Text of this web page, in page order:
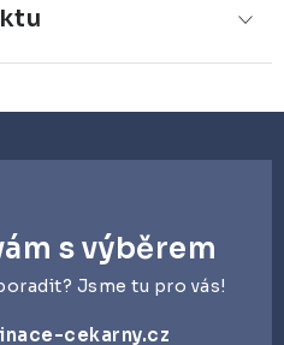
s výběrem
Jsme tu pro vás!
cekarny.cz